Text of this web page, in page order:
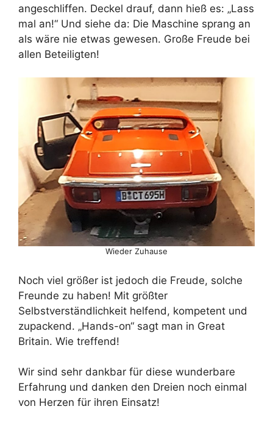
angeschliffen. Deckel drauf, dann hieß es: „Lass
mal an!“ Und siehe da: Die Maschine sprang an
als wäre nie etwas gewesen. Große Freude bei
allen Beteiligten!
Wieder Zuhause
Noch viel größer ist jedoch die Freude, solche
Freunde zu haben! Mit größter
Selbstverständlichkeit helfend, kompetent und
zupackend. „Hands-on“ sagt man in Great
Britain. Wie treffend!
Wir sind sehr dankbar für diese wunderbare
Erfahrung und danken den Dreien noch einmal
von Herzen für ihren Einsatz!